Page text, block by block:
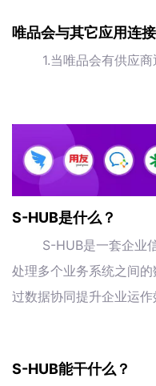
唯品会与其它应用连
1.当唯品会有供应
S-HUB是什么？
S-HUB是一套企业
处理多个业务系统之间
过数据协同提升企业运作
S-HUB能干什么？